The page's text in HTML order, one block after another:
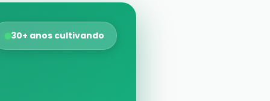
30+ anos cultivando